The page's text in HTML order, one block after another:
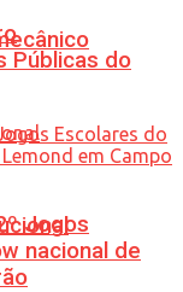
Públicas do
Jogos
nacional de